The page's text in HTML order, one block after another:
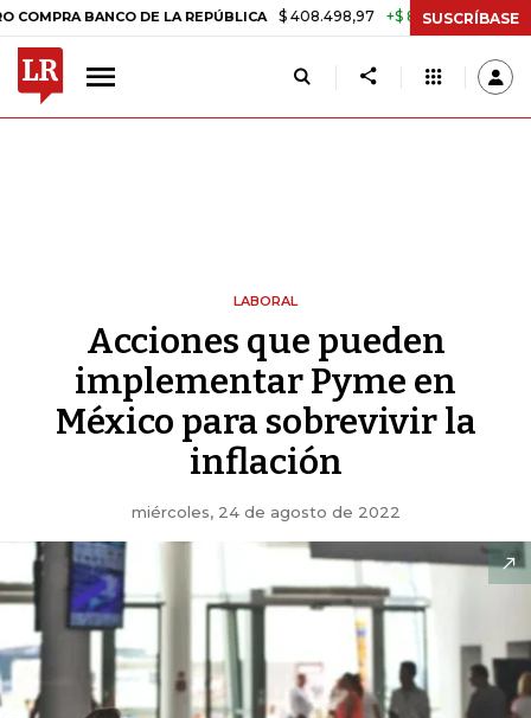
BANCO DE LA REPÚBLICA $ 408.498,97 +$ 8.753,81 +2,19% TASA
SUSCRÍBASE
LABORAL
Acciones que pueden
implementar Pyme en
México para sobrevivir la
inflación
miércoles, 24 de agosto de 2022